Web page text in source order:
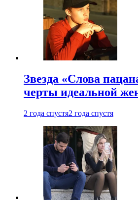
Звезда «Слова
черты идеальной
2 года спустя2 года спустя